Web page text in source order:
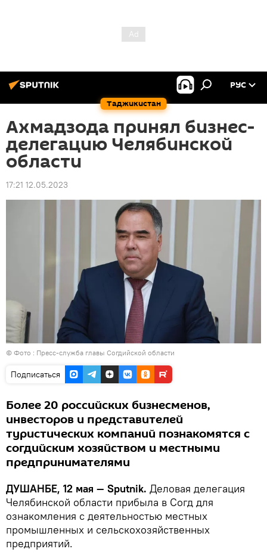
Таджикистан
РУС
Ахмадзода принял бизнес-
делегацию Челябинской
области
17:21 12.05.2023
© Фото : Пресс-служба главы Согдийской области
Подписаться
Более 20 российских бизнесменов,
инвесторов и представителей
туристических компаний познакомятся с
согдийским хозяйством и местными
предпринимателями
ДУШАНБЕ, 12 мая — Sputnik. Деловая делегация
Челябинской области прибыла в Согд для
ознакомления с деятельностью местных
промышленных и сельскохозяйственных
предприятий.